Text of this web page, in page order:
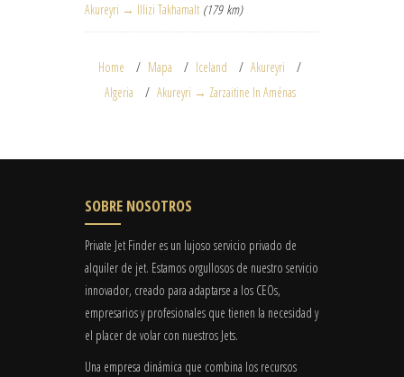
Akureyri → Illizi Takhamalt (179 km)
Home Mapa Iceland
Akureyri
Algeria
Akureyri → Zarzaitine In Aménas
SOBRE NOSOTROS
Private Jet Finder es un lujoso servicio privado de
alquiler de jet. Estamos orgullosos de nuestro servicio
innovador, creado para adaptarse a los CEOs,
empresarios y profesionales que tienen la necesidad y
el placer de volar con nuestros Jets.
Una empresa dinámica que combina los recursos